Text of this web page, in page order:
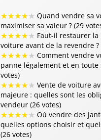
★★★★★ Quand vendre sa
maximiser sa valeur ? (29
★★★★★ Faut-il restaurer
voiture avant de la revendre ?
★★★★★ Comment vendre
panne légalement et en toute
votes)
★★★★★ Vente de voiture
majeure : quelles sont les
vendeur (26 votes)
★★★★★ Où vendre des
quelles options choisir et
(26 votes)